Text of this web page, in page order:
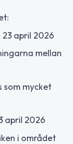
april 2026
mellan
som mycket
april 2026
i området